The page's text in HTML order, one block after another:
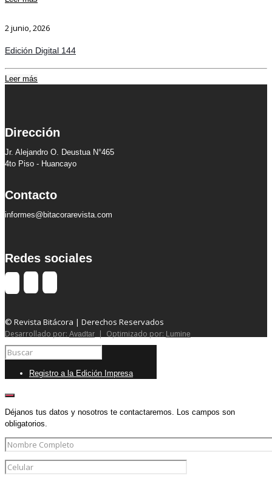
2 junio, 2026
Edición Digital 144
Leer más
Dirección
Jr. Alejandro O. Deustua N°465
4to Piso - Huancayo
Contacto
informes@bitacorarevista.com
Redes sociales
© Revista Bitácora | Derechos Reservados
Desarrollado por: Avadtar | Optimizado por: Lumine
Registro a la Edición Impresa
Déjanos tus datos y nosotros te contactaremos. Los campos son
obligatorios.